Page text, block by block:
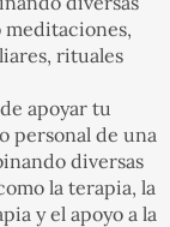
rituales
apoyar tu
personal de una
diversas
la terapia, la
y el apoyo a la